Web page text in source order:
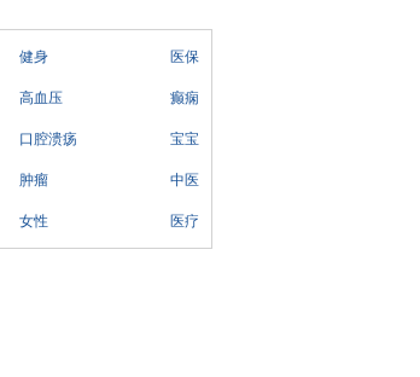
健身 医保
高血压 癫痫
口腔溃疡 宝宝
肿瘤 中医
女性 医疗